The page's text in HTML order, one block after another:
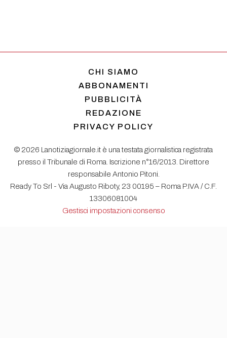
CHI SIAMO
ABBONAMENTI
PUBBLICITÀ
REDAZIONE
PRIVACY POLICY
© 2026 Lanotiziagiornale.it è una testata giornalistica registrata
presso il Tribunale di Roma. Iscrizione n°16/2013. Direttore
responsabile Antonio Pitoni.
Ready To Srl - Via Augusto Riboty, 23 00195 – Roma P.IVA / C.F.
13306081004
Gestisci impostazioni consenso